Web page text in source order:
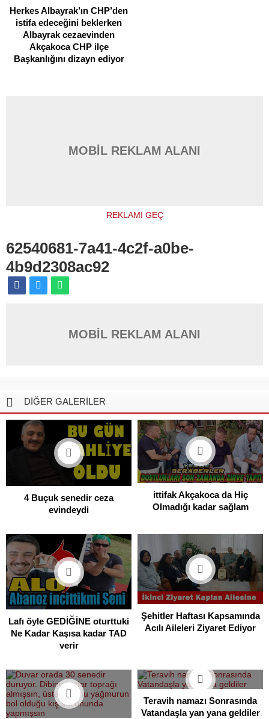
Herkes Albayrak’ın CHP’den
istifa edeceğini beklerken
Albayrak cezaevinden
Akçakoca CHP ilçe
Başkanlığını dizayn ediyor
MOBİL REKLAM ALANI
REKLAMI GEÇ
62540681-7a41-4c2f-a0be-
4b9d2308ac92
MOBİL REKLAM ALANI
DİĞER GALERİLER
4 Buçuk senedir ceza
evindeydi
ittifak Akçakoca da Hiç
Olmadığı kadar sağlam
Lafı öyle GEDİĞİNE oturttuki
Ne Kadar Kaşısa kadar TAD
verir
Şehitler Haftası Kapsamında
Acılı Aileleri Ziyaret Ediyor
Teravih namazı Sonrasında
Vatandaşla yan yana geldiler